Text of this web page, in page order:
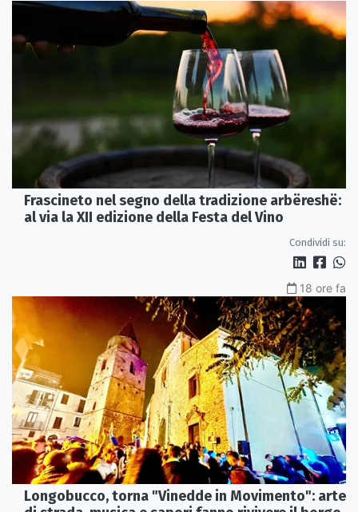
Frascineto nel segno della tradizione arbëreshë:
al via la XII edizione della Festa del Vino
Condividi su:
18 ore fa
Longobucco, torna "Vinedde in Movimento": arte